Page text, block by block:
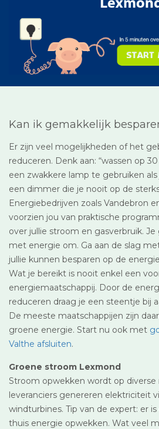
Kan ik gemakkelijk
Er zijn veel mogelijkheden of het
reduceren. Denk aan: “wassen op
een zwakkere lamp te gebruiken
een dimmer die je nooit op de
Energiebedrijven zoals Vandebron
voorzien jou van praktische
over jullie stroom en gasverbruik.
met energie om. Ga aan de slag
jullie kunnen besparen op de
Wat je bereikt is nooit enkel een
energiemaatschappij. Door de
reduceren draag je een steentje bij
De meeste maatschappijen zijn
groene energie. Start nu ook met
Valthe afsluiten.
Groene stroom Lexmond
Stroom opwekken wordt op diverse
leveranciers genereren elektriciteit
windturbines. Tip van de expert: er
thuis energie opwekken. Wat veel